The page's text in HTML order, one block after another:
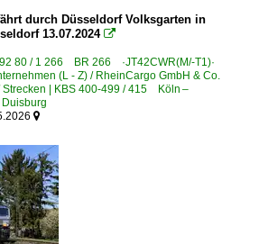
Hbf ·LH·
Fischerhof
·RH·
durch Düsseldorf Volksgarten in
13.07.2024 
92 80 / 1 266 BR 266 ·JT42CWR(M/-T1)·
(L - Z) / RheinCargo GmbH & Co.
Strecken | KBS 400-499 / 415 Köln –
Duisburg
